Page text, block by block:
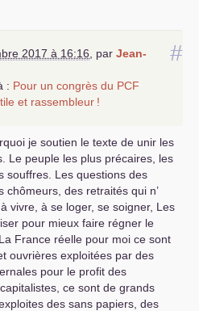
#
2017 à 16:16 par Jean-
: Pour un congrès du PCF
et rassembleur !
je soutien le texte de unir les
Le peuple les plus précaires, les
souffres. Les questions des
chômeurs, des retraités qui n’
vivre, à se loger, se soigner, Les
pour mieux faire régner le
France réelle pour moi ce sont
ouvrières exploitées par des
pour le profit des
ce sont de grands
des sans papiers, des